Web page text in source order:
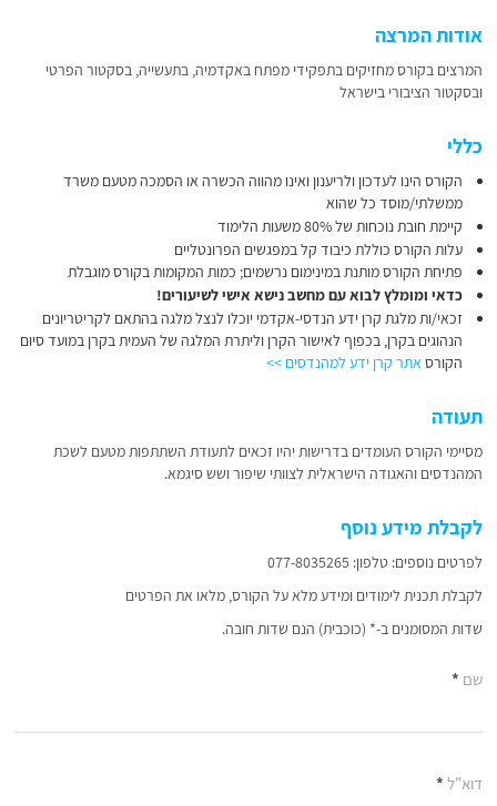
אודות המרצה
המרצים בקורס מחזיקים בתפקידי מפתח באקדמיה, בתעשייה, בסקטור הפרטי
ובסקטור הציבורי בישראל
כללי
הקורס הינו לעדכון ולריענון ואינו מהווה הכשרה או הסמכה מטעם משרד
ממשלתי/מוסד כל שהוא
קיימת חובת נוכחות של 80% משעות הלימוד
עלות הקורס כוללת כיבוד קל במפגשים הפרונטליים
פתיחת הקורס מותנת במינימום נרשמים; כמות המקומות בקורס מוגבלת
כדאי ומומלץ לבוא עם מחשב נישא אישי לשיעורים!
זכאי/ות מלגת קרן ידע הנדסי-אקדמי יוכלו לנצל מלגה בהתאם לקריטריונים
הנהוגים בקרן, בכפוף לאישור הקרן וליתרת המלגה של העמית בקרן במועד סיום
הקורס אתר קרן ידע למהנדסים >>
תעודה
מסיימי הקורס העומדים בדרישות יהיו זכאים לתעודת השתתפות מטעם לשכת
המהנדסים והאגודה הישראלית לצוותי שיפור ושש סיגמא.
לקבלת מידע נוסף
לפרטים נוספים: טלפון: 077-8035265
לקבלת תכנית לימודים ומידע מלא על הקורס, מלאו את הפרטים
שדות המסומנים ב-* (כוכבית) הנם שדות חובה.
שם *
דוא"ל *